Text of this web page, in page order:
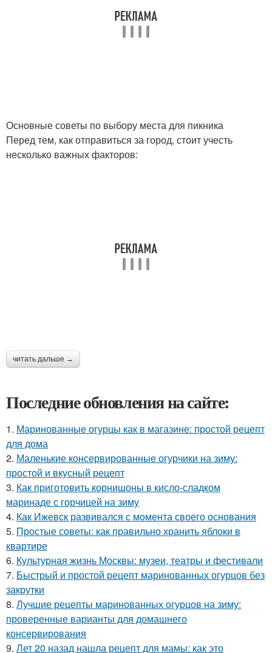
Основные советы по выбору места для пикника
Перед тем, как отправиться за город, стоит учесть
несколько важных факторов:
читать дальше →
Последние обновления на сайте:
1. Маринованные огурцы как в магазине: простой рецепт
для дома
2. Маленькие консервированные огурчики на зиму:
простой и вкусный рецепт
3. Как приготовить корнишоны в кисло-сладком
маринаде с горчицей на зиму
4. Как Ижевск развивался с момента своего основания
5. Простые советы: как правильно хранить яблоки в
квартире
6. Культурная жизнь Москвы: музеи, театры и фестивали
7. Быстрый и простой рецепт маринованных огурцов без
закрутки
8. Лучшие рецепты маринованных огурцов на зиму:
проверенные варианты для домашнего
консервирования
9. Лет 20 назад нашла рецепт для мамы: как это